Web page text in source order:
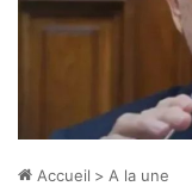
Accueil > A la une